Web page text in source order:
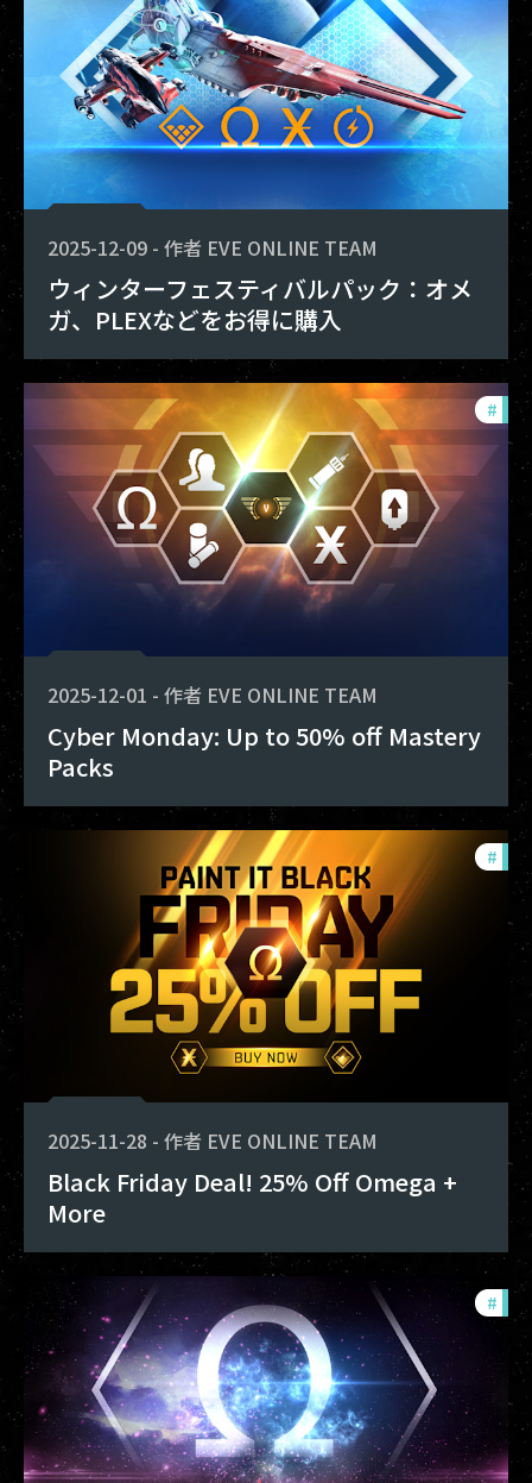
2025-12-09 - 作者 EVE ONLINE TEAM
ウィンターフェスティバルパック：オメ
ガ、PLEXなどをお得に購入
#
2025-12-01 - 作者 EVE ONLINE TEAM
Cyber Monday: Up to 50% off Mastery
Packs
#
2025-11-28 - 作者 EVE ONLINE TEAM
Black Friday Deal! 25% Off Omega +
More
#